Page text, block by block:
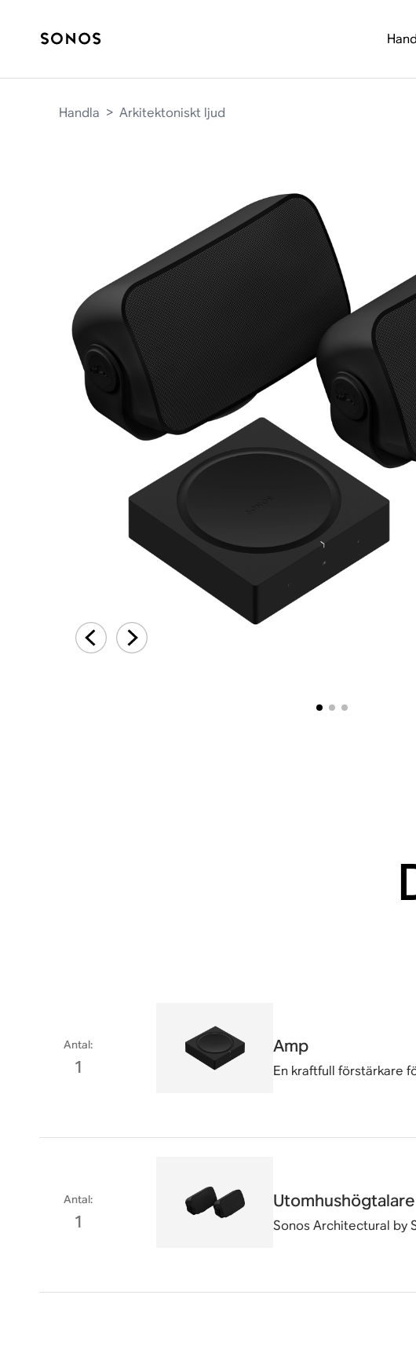
Handla > Arkitektoniskt ljud
Antal:
1
Amp
En kraftfull förstärkare
Antal:
1 Sonos Architectural by